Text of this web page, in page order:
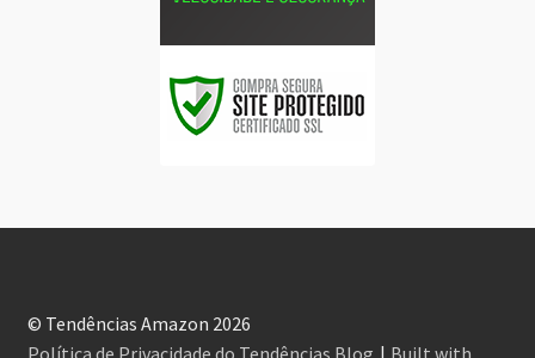
© Tendências Amazon 2026
Política de Privacidade do Tendências Blog
Built with